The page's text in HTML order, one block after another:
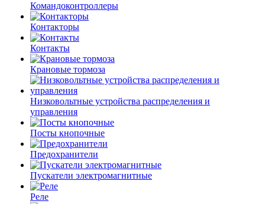
Командоконтроллеры
Контакторы
Контакты
Крановые тормоза
Низковольтные устройства распределения и
управления
Посты кнопочные
Предохранители
Пускатели электромагнитные
Реле